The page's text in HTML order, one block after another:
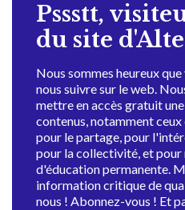
Pssstt,
du site
Nous sommes heureux
nous suivre sur le web.
mettre en accès gratuit
contenus, notamment
pour le partage, pour
pour la collectivité, et
d'éducation permanente.
information critique de
nous ! Abonnez-vous ! Et